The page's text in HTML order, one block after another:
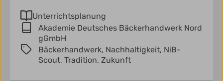
Unterrichtsplanung
Akademie Deutsches Bäckerhandwerk Nord
gGmbH
Bäckerhandwerk, Nachhaltigkeit, NiB-
Scout, Tradition, Zukunft